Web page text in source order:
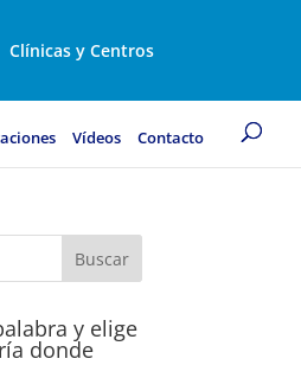
Clínicas y Centros
Vídeos Contacto
y elige
donde